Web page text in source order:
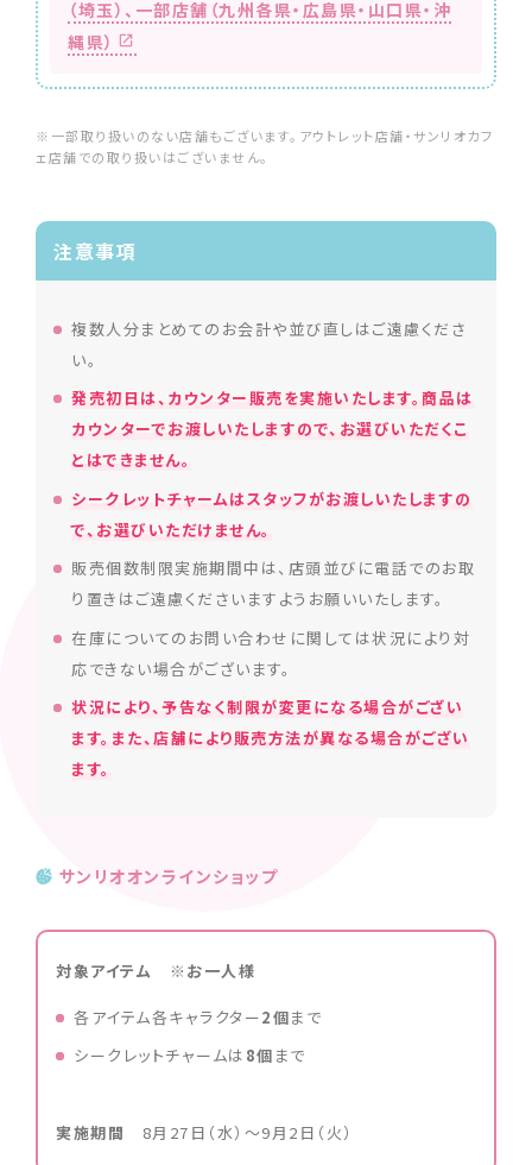
（埼玉）、 一部店舗（九州各県・広島県・山口県・沖
縄県）
※一部取り扱いのない店舗もございます。アウトレット店舗・サンリオカフ
ェ店舗での取り扱いはございません。
注意事項
複数人分まとめてのお会計や並び直しはご遠慮くださ
い。
発売初日は、カウンター販売を実施いたします。商品は
カウンターでお渡しいたしますので、お選びいただくこ
とはできません。
シークレットチャームはスタッフがお渡しいたしますの
で、お選びいただけません。
販売個数制限実施期間中は、店頭並びに電話でのお取
り置きはご遠慮くださいますようお願いいたします。
在庫についてのお問い合わせに関しては状況により対
応できない場合がございます。
状況により、予告なく制限が変更になる場合がござい
ます。また、店舗により販売方法が異なる場合がござい
ます。
サンリオオンラインショップ
対象アイテム ※お一人様
各アイテム各キャラクター2個まで
シークレットチャームは 8個 まで
実施期間 8月27日（水）～9月2日（火）